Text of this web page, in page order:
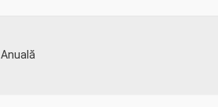
Anuală